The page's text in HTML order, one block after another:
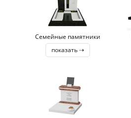
Семейные памятники
показать ⇢